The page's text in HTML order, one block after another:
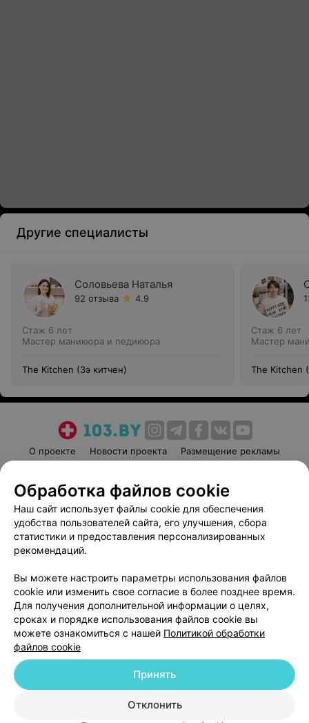
Другие специалисты
Соловьева Наталья
92 отзыва 4.9
Стаж 6 лет
Мастер маникюра и педикюра
The Kitchen (Зэ китчен)
Стаж 6 лет
Мастер
The Kitchen
О проекте Новости проекта
Размещение рекламы
Пользовательское соглашение
Способы оплаты
Вакансии
Партнеры
Написать руководителю 103.by
Обработка персональных данных
© 2026 ООО «Артокс Лаб», УНП 191700409
| 220012, Республика Беларусь,
Служба поддержки +375 291212755
Обработка файлов cookie
Наш сайт использует файлы cookie для обеспечения
удобства пользователей сайта, его улучшения, сбора
статистики и предоставления персонализированных
рекомендаций.
Вы можете настроить параметры использования файлов
cookie или изменить свое согласие в более позднее время.
Для получения дополнительной информации о целях,
сроках и порядке использования файлов cookie вы
можете ознакомиться с нашей Политикой обработки
файлов cookie
Отклонить
Принять